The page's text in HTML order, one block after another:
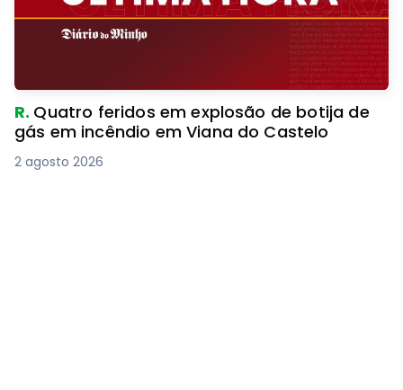
R. Quatro feridos em explosão de botija de
gás em incêndio em Viana do Castelo
2 agosto 2026